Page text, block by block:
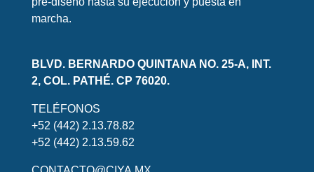
marcha.
BLVD. BERNARDO QUINTANA NO. 25-A, INT.
2, COL. PATHÉ. CP 76020.
TELÉFONOS
+52 (442) 2.13.78.82
+52 (442) 2.13.59.62